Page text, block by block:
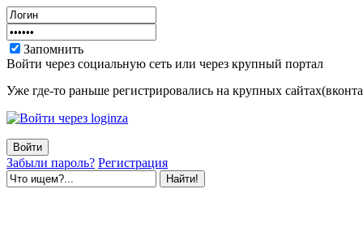
Запомнить
Войти через социальную сеть или через крупный портал
Уже где-то раньше регистрировались на крупных
Забыли пароль? Регистрация